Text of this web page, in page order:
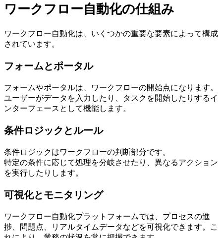
ワークフロー自動化の仕組み
ワークフロー自動化は、いくつかの重要な要素によって構成
されています。
フォームとポータル
フォームやポータルは、ワークフローの開始点になります。
ユーザーがデータを入力したり、タスクを開始したりするイ
ンターフェースとして機能します。
条件ロジックとルール
条件ロジックはワークフローの判断部分です。
特定の条件に応じて処理を分岐させたり、異なるアクション
を実行したりします。
可視化とモニタリング
ワークフロー自動化プラットフォームでは、プロセスの進
捗、問題点、リアルタイムデータなどを可視化できます。こ